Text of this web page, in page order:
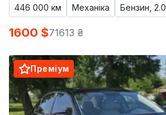
446 000 км Механіка Бензин, 2.0
1600 $71613 ₴
Преміум